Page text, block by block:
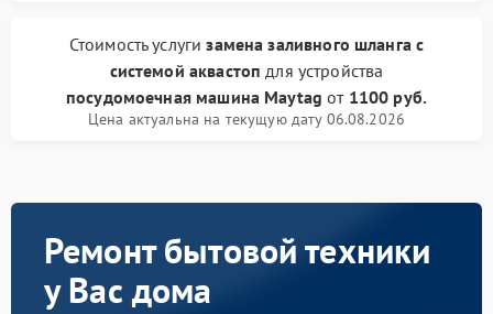
Стоимость услугизамена заливного шланга с
системой аквастоп для устройства
посудомоечная машина Maytag от 1100 руб.
Цена актуальна на текущую дату 06.08.2026
Ремонт бытовой техники
у Вас дома